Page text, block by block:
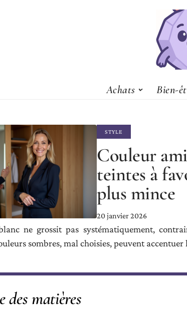
Achats Bien-
STYLE
Couleur
teintes à
plus mince
20 janvier 2026
ne grossit pas systématiquement,
sombres, mal choisies, peuvent
des matières